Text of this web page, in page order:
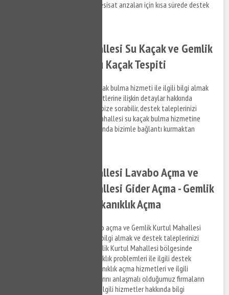
bölgesinde yaşayacağınız su tesisat arızaları için kısa sürede destek
Gemlik Kurtul Mahallesi Su Kaçak ve Gemlik
Kurtul Mahallesi Su Kaçak Tespiti
Gemlik Kurtul Mahallesi su kaçak bulma hizmeti ile ilgili bilgi almak
ve su kaçak tespit tamir hizmetlerine ilişkin detaylar hakkında
öğrenmek istediğiniz konuları bize sorabilir, destek taleplerinizi
iletebilirsiniz. Gemlik Kurtul Mahallesi su kaçak bulma hizmetine
ilişkin destek talepleriniz hakkında bizimle bağlantı kurmaktan
Gemlik Kurtul Mahallesi Lavabo Açma ve
Gemlik Kurtul Mahallesi Gider Açma - Gemlik
Kurtul Mahallesi Tıkanıklık Açma
Gemlik Kurtul Mahallesi lavabo açma ve Gemlik Kurtul Mahallesi
gider açma hizmetleri ile ilgili bilgi almak ve destek taleplerinizi
iletmek için bizi arayabilir, Gemlik Kurtul Mahallesi bölgesinde
yaşamış olduğunuz gider tıkanıklık problemleri ile ilgili destek
alabilirsiniz. Gider açma ve tıkanıklık açma hizmetleri ve ilgili
hizmetlere ilişkin Mülk detaylarını anlaşmalı olduğumuz firmaların
elemanlarından öğrenebilir ve ilgili hizmetler hakkında bilgi